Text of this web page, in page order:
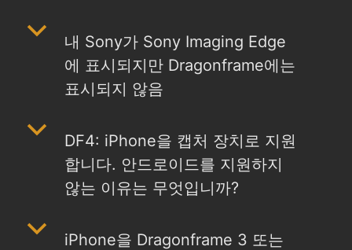
b
내 Sony가 Sony Imaging Edge
에 표시되지만 Dragonframe에는
표시되지 않음
b
DF4: iPhone을 캡처 장치로 지원
합니다. 안드로이드를 지원하지
않는 이유는 무엇입니까?
b
iPhone을 Dragonframe 3 또는